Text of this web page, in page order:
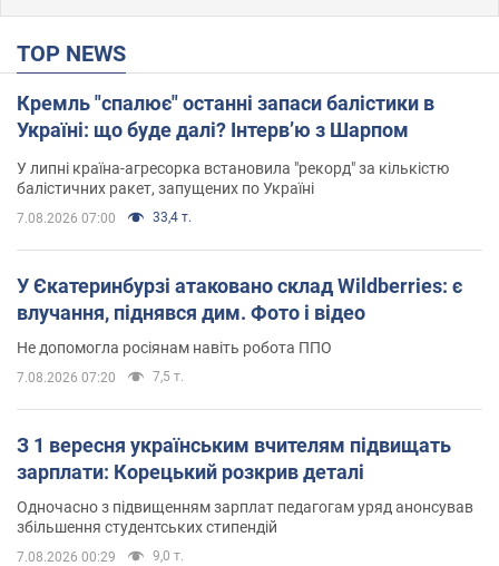
TOP NEWS
Кремль "спалює" останні запаси балістики в
Україні: що буде далі? Інтерв’ю з Шарпом
У липні країна-агресорка встановила "рекорд" за кількістю
балістичних ракет, запущених по Україні
7.08.2026 07:00 33,4 т.
У Єкатеринбурзі атаковано склад Wildberries: є
влучання, піднявся дим. Фото і відео
Не допомогла росіянам навіть робота ППО
7.08.2026 07:20 7,5 т.
З 1 вересня українським вчителям підвищать
зарплати: Корецький розкрив деталі
Одночасно з підвищенням зарплат педагогам уряд анонсував
збільшення студентських стипендій
7.08.2026 00:29 9,0 т.